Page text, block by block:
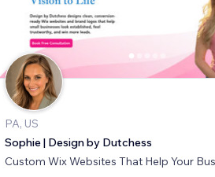
PA, US
Sophie | Design by Dutchess
Custom Wix Websites That Help Your